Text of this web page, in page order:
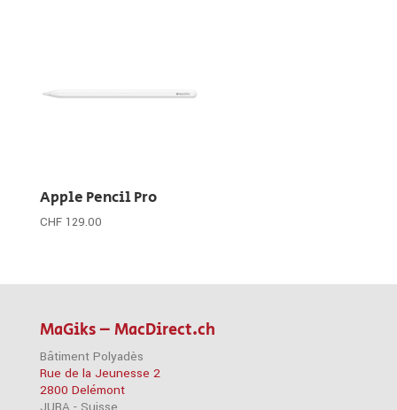
Apple Pencil Pro
CHF 129.00
MaGiks – MacDirect.ch
Bâtiment Polyadès
Rue de la Jeunesse 2
2800 Delémont